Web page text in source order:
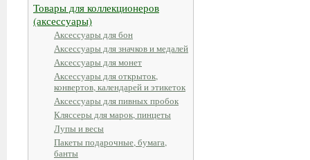
Товары для коллекционеров
(аксессуары)
Аксессуары для бон
Аксессуары для значков и медалей
Аксессуары для монет
Аксессуары для открыток,
конвертов, календарей и этикеток
Аксессуары для пивных пробок
Кляссеры для марок, пинцеты
Лупы и весы
Пакеты подарочные, бумага,
банты